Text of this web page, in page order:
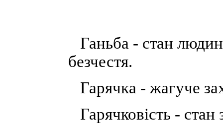
Ганьба - стан
безчестя.
Гарячка - жагуче
Гарячковість - стан